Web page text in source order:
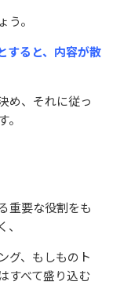
。
すると、内容が散
め、それに従っ
重要な役割をも
グ、もしものト
すべて盛り込む